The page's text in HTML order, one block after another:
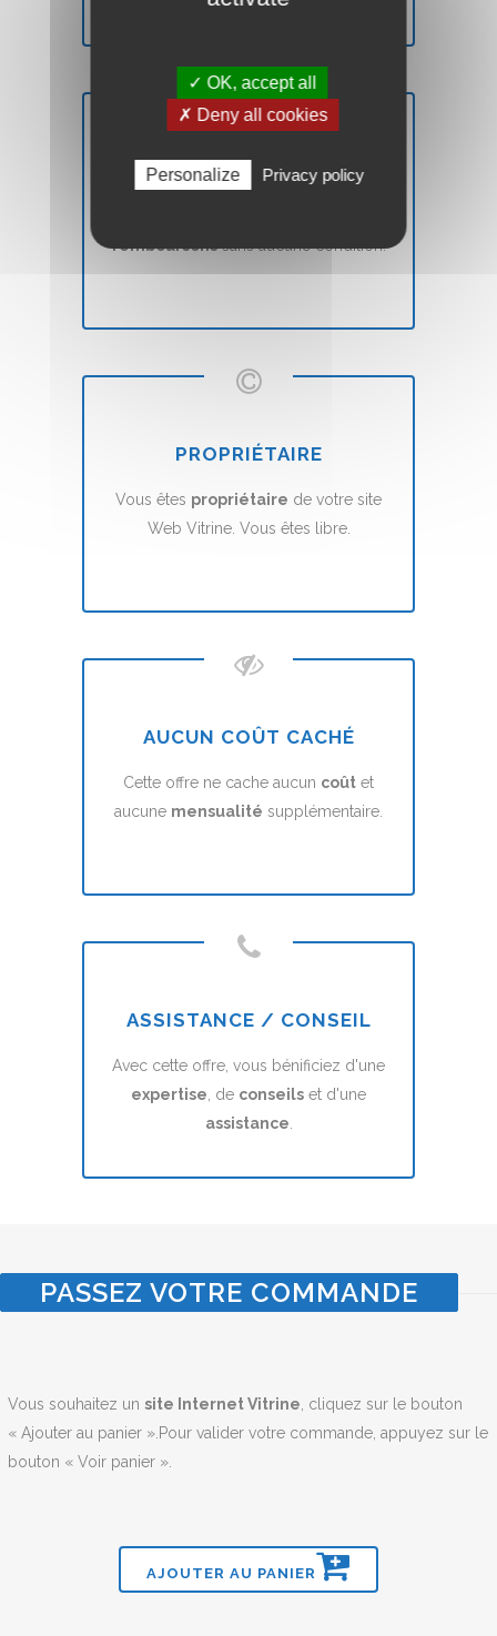
SATISFAIT OU REMBOURSÉ
remboursonssans aucune condition.
PROPRIÉTAIRE
Vous êtes propriétaire de votre site
Web Vitrine. Vous êtes libre.
AUCUN COÛT CACHÉ
Cette offre ne cache aucun coût et
aucune mensualité supplémentaire.
ASSISTANCE / CONSEIL
Avec cette offre, vous bénificiez d'une
expertise, de conseils et d'une
assistance.
PASSEZ VOTRE COMMANDE
Vous souhaitez un site Internet Vitrine, cliquez sur le bouton
« Ajouter au panier ».Pour valider votre commande, appuyez sur le
bouton « Voir panier ».
AJOUTER AU PANIER
✓ OK, accept all
✗ Deny all cookies
Personalize Privacy policy